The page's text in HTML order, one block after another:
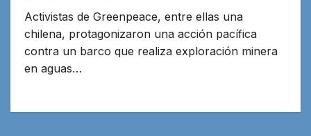
Activistas de Greenpeace, entre ellas una
chilena, protagonizaron una acción pacífica
contra un barco que realiza exploración minera
en aguas…